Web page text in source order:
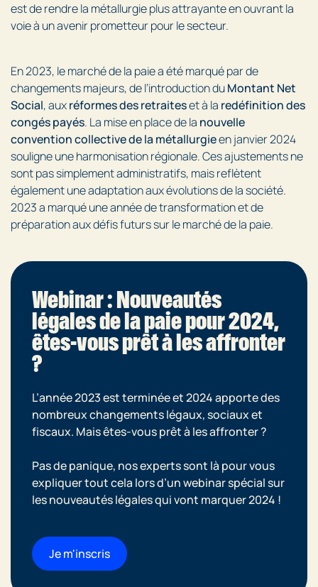
est de rendre la métallurgie plus attrayante en ouvrant la
voie à un avenir prometteur pour le secteur.
En 2023, le marché de la paie a été marqué par de
changements majeurs, de l’introduction duMontant Net
Social, auxréformes des retraiteset à la redéfinition des
congés payés. La mise en place de la nouvelle
convention collective de la métallurgieen janvier 2024
souligne une harmonisation régionale. Ces ajustements ne
sont pas simplement administratifs, mais reflètent
également une adaptation aux évolutions de la société.
2023 a marqué une année de transformation et de
préparation aux défis futurs sur le marché de la paie.
Webinar : Nouveautés
légales de la paie pour 2024,
êtes-vous prêt à les affronter
?
L’année 2023 est terminée et 2024 apporte des
nombreux changements légaux, sociaux et
fiscaux. Mais êtes-vous prêt à les affronter ?
Pas de panique, nos experts sont là pour vous
expliquer tout cela lors d’un webinar spécial sur
les nouveautés légales qui vont marquer 2024 !
Je m'inscris